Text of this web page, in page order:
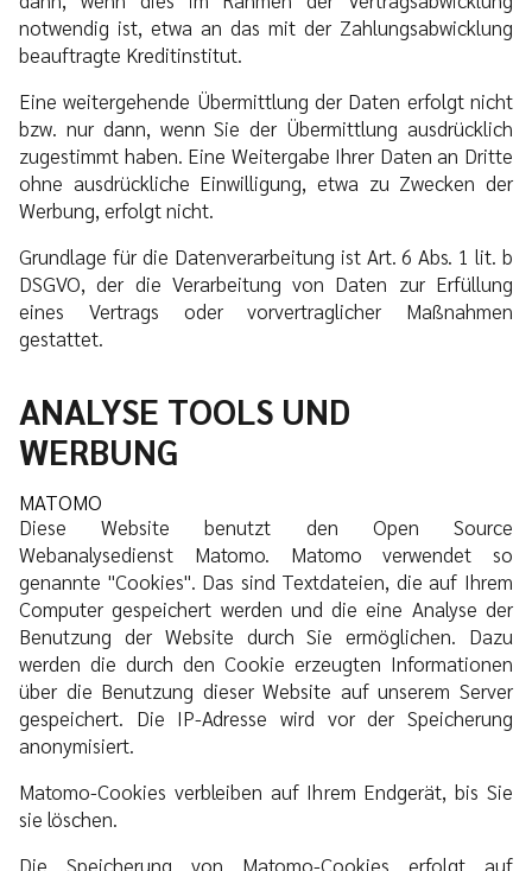
notwendig ist, etwa an das mit der Zahlungsabwicklung
beauftragte Kreditinstitut.
Eine weitergehende Übermittlung der Daten erfolgt nicht
bzw. nur dann, wenn Sie der Übermittlung ausdrücklich
zugestimmt haben. Eine Weitergabe Ihrer Daten an Dritte
ohne ausdrückliche Einwilligung, etwa zu Zwecken der
Werbung, erfolgt nicht.
Grundlage für die Datenverarbeitung ist Art. 6 Abs. 1 lit. b
DSGVO, der die Verarbeitung von Daten zur Erfüllung
eines Vertrags oder vorvertraglicher Maßnahmen
gestattet.
ANALYSE TOOLS UND
WERBUNG
MATOMO
Diese Website benutzt den Open Source
Webanalysedienst Matomo. Matomo verwendet so
genannte "Cookies". Das sind Textdateien, die auf Ihrem
Computer gespeichert werden und die eine Analyse der
Benutzung der Website durch Sie ermöglichen. Dazu
werden die durch den Cookie erzeugten Informationen
über die Benutzung dieser Website auf unserem Server
gespeichert. Die IP-Adresse wird vor der Speicherung
anonymisiert.
Matomo-Cookies verbleiben auf Ihrem Endgerät, bis Sie
sie löschen.
Die Speicherung von Matomo-Cookies erfolgt auf